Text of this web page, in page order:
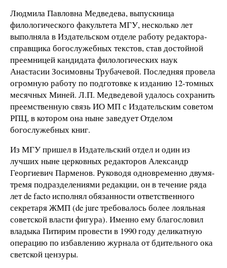
Людмила Павловна Медведева, выпускница
филологического факультета МГУ, несколько лет
выполняла в Издательском отделе работу редактора-
справщика богослужебных текстов, став достойной
преемницей кандидата филологических наук
Анастасии Зосимовны Трубачевой. Последняя провела
огромную работу по подготовке к изданию 12-томных
месячных Миней. Л.П. Медведевой удалось сохранить
преемственную связь ИО МП с Издательским советом
РПЦ, в котором она ныне заведует Отделом
богослужебных книг.
Из МГУ пришел в Издательский отдел и один из
лучших ныне церковных редакторов Александр
Георгиевич Парменов. Руководя одновременно двумя-
тремя подразделениями редакции, он в течение ряда
лет de facto исполнял обязанности ответственного
секретаря ЖМП (de jure требовалось более лояльная
советской власти фигура). Именно ему благословил
владыка Питирим провести в 1990 году деликатную
операцию по избавлению журнала от бдительного ока
светской цензуры.